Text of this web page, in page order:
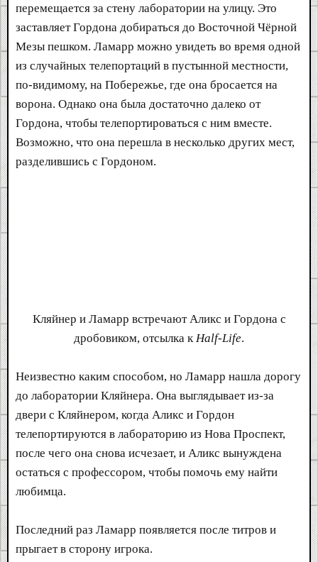
перемещается за стену лаборатории на улицу. Это
заставляет Гордона добираться до Восточной Чёрной
Мезы пешком. Ламарр можно увидеть во время одной
из случайных телепортаций в пустынной местности,
по-видимому, на Побережье, где она бросается на
ворона. Однако она была достаточно далеко от
Гордона, чтобы телепортироваться с ним вместе.
Возможно, что она перешла в несколько других мест,
разделившись с Гордоном.
Кляйнер и Ламарр встречают Аликс и Гордона с
дробовиком, отсылка к Half-Life.​
Неизвестно каким способом, но Ламарр нашла дорогу
до лаборатории Кляйнера. Она выглядывает из-за
двери с Кляйнером, когда Аликс и Гордон
телепортируются в лабораторию из Нова Проспект,
после чего она снова исчезает, и Аликс вынуждена
остаться с профессором, чтобы помочь ему найти
любимца.
Последний раз Ламарр появляется после титров и
прыгает в сторону игрока.